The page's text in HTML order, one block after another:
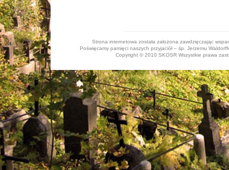
Strona internetowa została założona zawdzięczając
Poświęcamy pamięci naszych przyjaciół – śp. Jerzemu
Copyright © 2010 SKOSR Wszystkie prawa